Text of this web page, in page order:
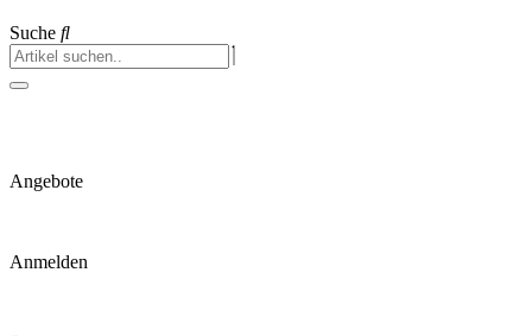
Suche
Angebote
Anmelden